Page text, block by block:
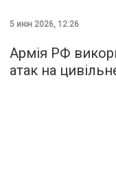
5 июн 2026, 12:26
Армія РФ
атак на